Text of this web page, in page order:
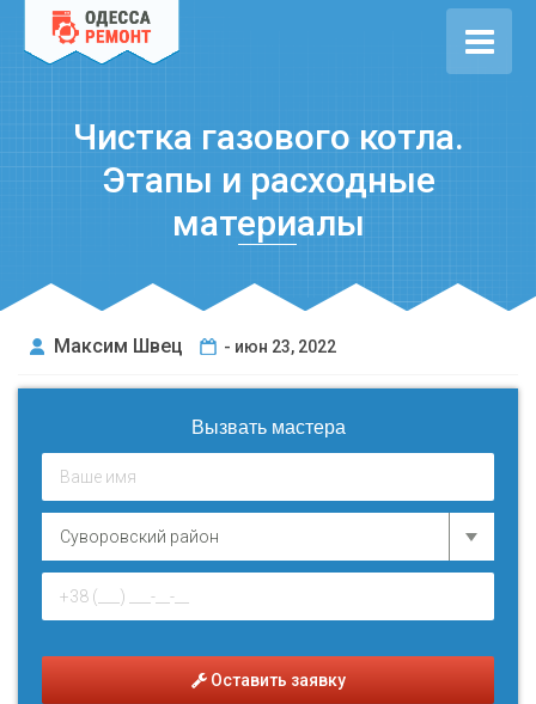
Чистка газового котла.
Этапы и расходные
материалы
Максим Швец - июн 23, 2022
Вызвать мастера
Оставить заявку